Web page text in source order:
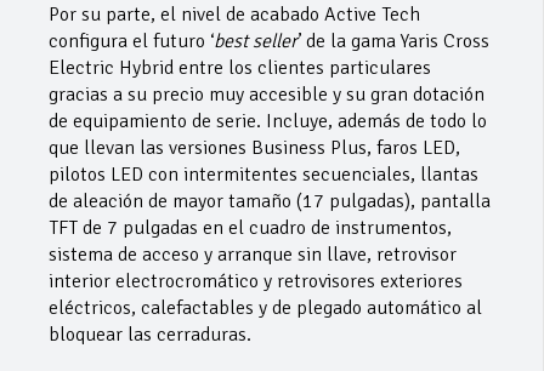
Por su parte, el nivel de acabado Active Tech
configura el futuro ‘best seller’ de la gama Yaris Cross
Electric Hybrid entre los clientes particulares
gracias a su precio muy accesible y su gran dotación
de equipamiento de serie. Incluye, además de todo lo
que llevan las versiones Business Plus, faros LED,
pilotos LED con intermitentes secuenciales, llantas
de aleación de mayor tamaño (17 pulgadas), pantalla
TFT de 7 pulgadas en el cuadro de instrumentos,
sistema de acceso y arranque sin llave, retrovisor
interior electrocromático y retrovisores exteriores
eléctricos, calefactables y de plegado automático al
bloquear las cerraduras.